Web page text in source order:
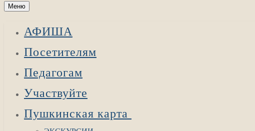
Меню
АФИША
Посетителям
Педагогам
Участвуйте
Пушкинская карта